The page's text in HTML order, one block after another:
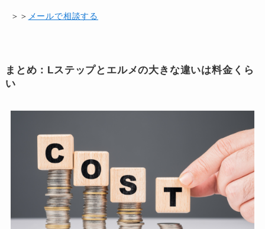
＞＞ メールで相談する
まとめ：Lステップとエルメの大きな違いは料金くら
い